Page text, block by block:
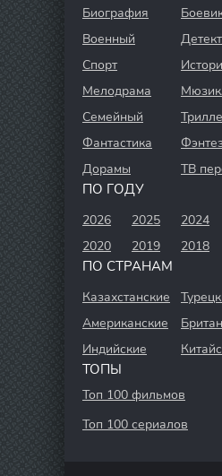
Биография
Военный
Спорт
Мелодрама
Семейный
Фантастика
Дорамы
ТВ
ПО ГОДУ
2026 2025 2024
2020
2019 2018
ПО СТРАНАМ
Казахстанские
Американские
Индийские
ТОПЫ
Топ 100 фильмов
Топ 100 сериалов